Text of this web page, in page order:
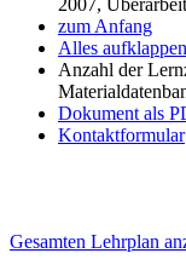
2007,
zum Anfang
Alles aufklappen
Anzahl der
Dokument als
Kontaktformular
Gesamten Lehrplan